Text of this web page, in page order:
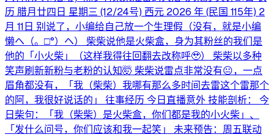
历 腊月廿四日 星期三 (12/24号) 西元 2026 年 (民国 115年) 2
月 11日 别说了，小编给自己放一个生理假（没有，就是小编
懒ヘ⁠（⁠。⁠□⁠°⁠）⁠ヘ） 柴柴说他是火柴盒，身为其粉丝的我们是
他的「小火柴」（这样我得往回翻去改称呼🥹） 柴柴以多种
笑声刷新新粉与老粉的认知🤯 柴柴说雷点非常没有😐，一点
眉角都没有，「我（柴柴）我哪有那么多时间去雷这个雷那个
的阿，我很好说话的」 往事经历 今日直播意外 技能剖析： 今
日柴句：「我（柴柴）是火柴盒，你们都是我的小火柴」、
「发什么问号，你们应该和我一起笑」 未来预告：周五联动